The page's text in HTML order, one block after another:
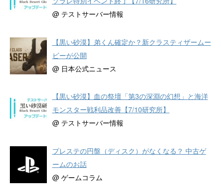
@ テストサーバー情報
【黒い砂漠】弟くん確定か？新クラスティザームー
ビーが公開
@ 日本公式ニュース
【黒い砂漠】血の祭壇「第3の深淵の幻想」と海洋
モンスター戦利品改善【7/10研究所】
@ テストサーバー情報
プレステの円盤（ディスク）がなくなる？ 中古ゲ
ームのお話
@ ゲームコラム